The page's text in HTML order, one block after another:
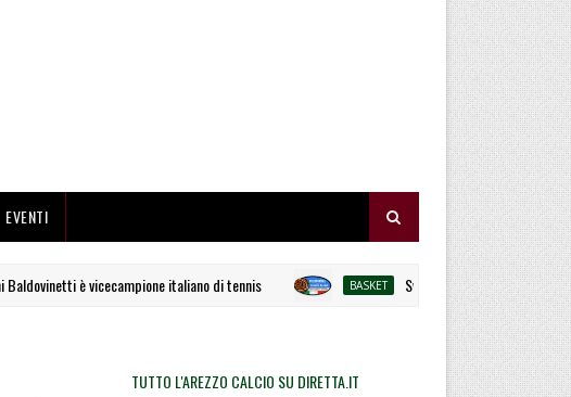
EVENTI
è vicecampione italiano di tennis BASKET Svelato il calendario la
TUTTO L'AREZZO CALCIO SU DIRETTA.IT